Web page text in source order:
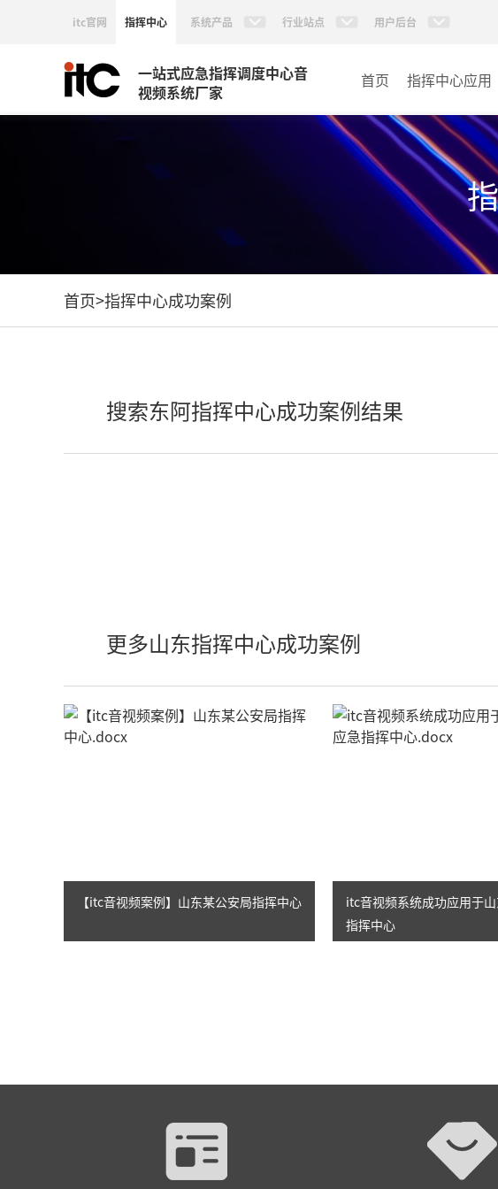
itc官网 指挥中心 系统产品 行业站点 用户后台
一站式应急指挥调度中心音
视频系统厂家
首页 指挥中心应用
首页>指挥中心成功案例
搜索东阿指挥中心成功案例结果
更多山东指挥中心成功案例
【itc音视频案例】山东某公安局指挥中心
itc音视频系统成功应用于
指挥中心